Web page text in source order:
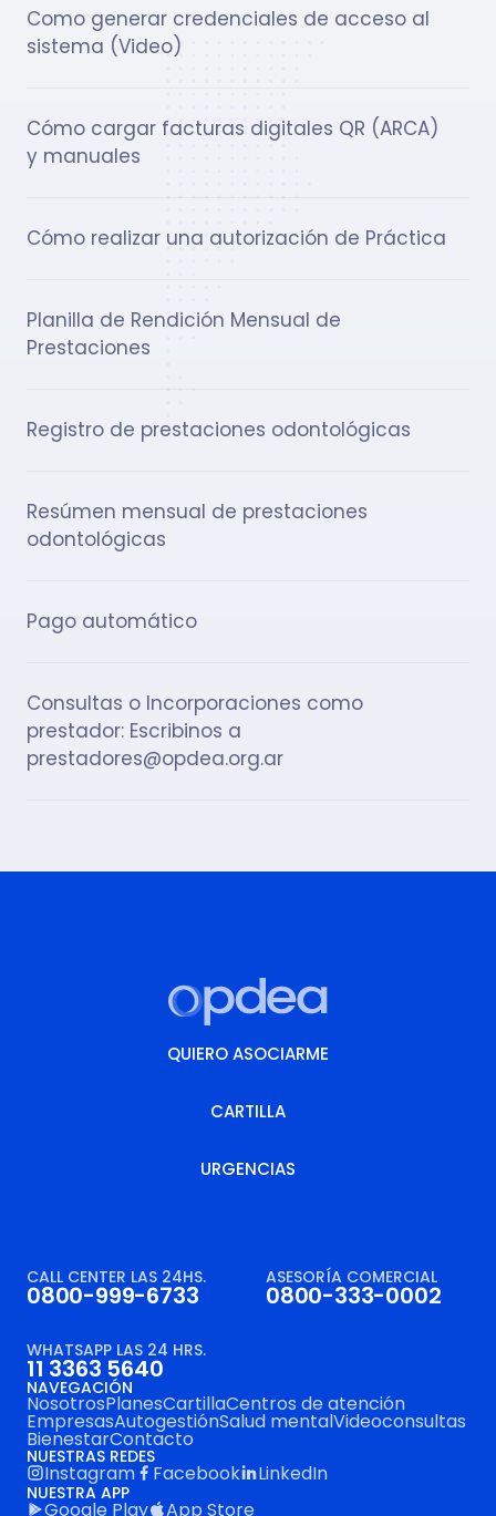
Como generar credenciales de acceso al
sistema (Video)
Cómo cargar facturas digitales QR (ARCA)
y manuales
Cómo realizar una autorización de Práctica
Planilla de Rendición Mensual de
Prestaciones
Registro de prestaciones odontológicas
Resúmen mensual de prestaciones
odontológicas
Pago automático
Consultas o Incorporaciones como
prestador: Escribinos a
prestadores@opdea.org.ar
QUIERO ASOCIARME
QUIERO ASOCIARME
CARTILLA
CARTILLA
URGENCIAS
CALL CENTER LAS 24HS.
0800-999-6733
ASESORÍA COMERCIAL
0800-333-0002
WHATSAPP LAS 24 HRS.
11 3363 5640
NAVEGACIÓN
NosotrosPlanesCartillaCentros de atención
EmpresasAutogestiónSalud mentalVideoconsultas
BienestarContacto
NUESTRAS REDES
Instagram Facebook LinkedIn
NUESTRA APP
Google Play App Store